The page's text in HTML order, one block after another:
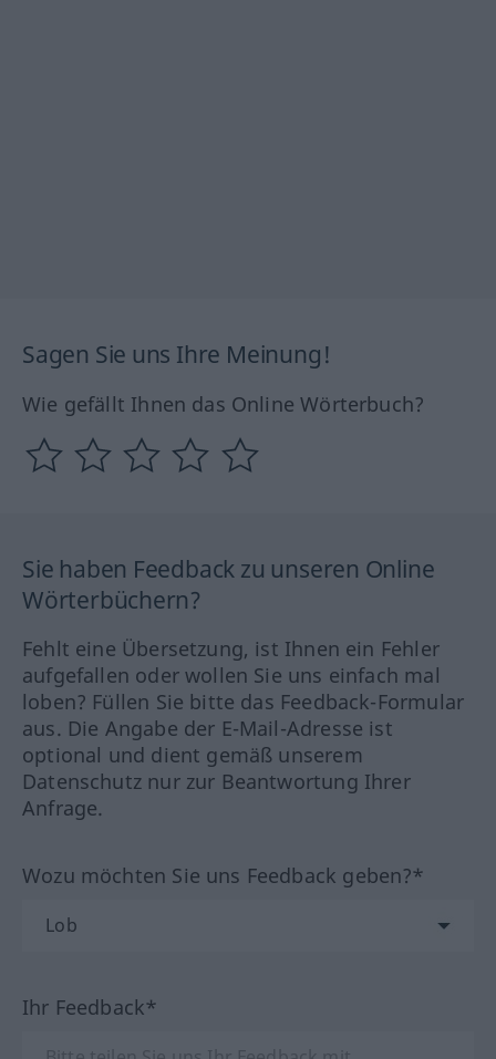
Sagen Sie uns Ihre Meinung!
Wie gefällt Ihnen das Online Wörterbuch?
Sie haben Feedback zu unseren Online
Wörterbüchern?
Fehlt eine Übersetzung, ist Ihnen ein Fehler
aufgefallen oder wollen Sie uns einfach mal
loben? Füllen Sie bitte das Feedback-Formular
aus. Die Angabe der E-Mail-Adresse ist
optional und dient gemäß unserem
Datenschutz nur zur Beantwortung Ihrer
Anfrage.
Wozu möchten Sie uns Feedback geben?*
Ihr Feedback*